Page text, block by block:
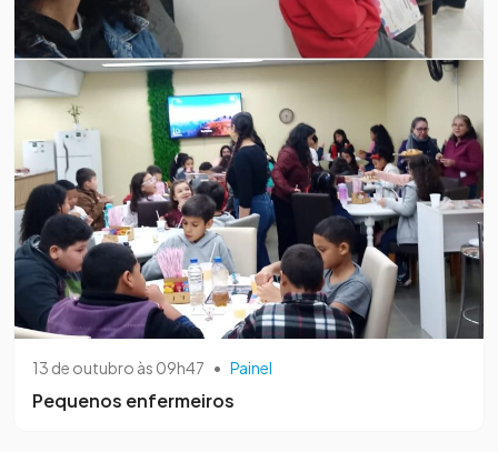
13 de outubro às 09h47 • Painel
Pequenos enfermeiros